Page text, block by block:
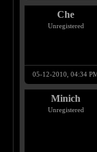
Che
Unregistered
05-12-2010, 04:34
Minich
Unregistered